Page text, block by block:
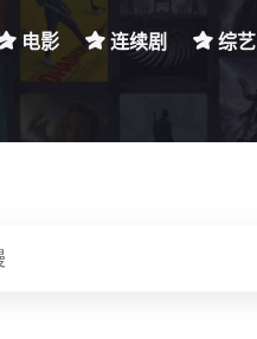
电影 连续剧 综艺